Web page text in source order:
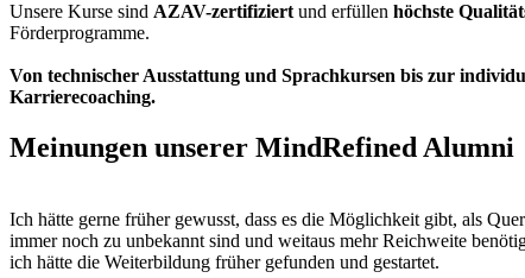
Unsere Kurse sind AZAV-zertifiziert und erfüllen höchste
Förderprogramme.
Von technischer Ausstattung und Sprachkursen bis zur
Karrierecoaching.
Meinungen unserer MindRefined Alumni
Ich hätte gerne früher gewusst, dass es die Möglichkeit gibt, als
immer noch zu unbekannt sind und weitaus mehr Reichweite
ich hätte die Weiterbildung früher gefunden und gestartet.